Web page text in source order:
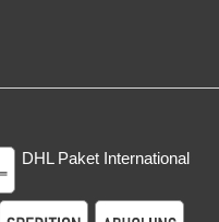
DHL Paket International